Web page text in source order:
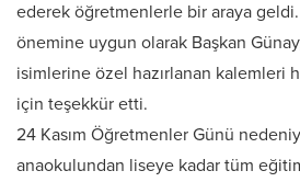
ederek öğretmenlerle bir araya
önemine uygun olarak Başkan
isimlerine özel hazırlanan kalemleri
için teşekkür etti.
24 Kasım Öğretmenler Günü
anaokulundan liseye kadar tüm